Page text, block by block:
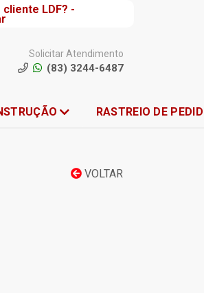
cliente LDF? -
Solicitar Atendimento
(83) 3244-6487
RASTREIO DE
VOLTAR